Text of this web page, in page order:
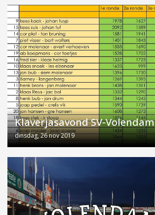
Klaverjasavond SV-Volendam
dinsdag, 26 nov 2019